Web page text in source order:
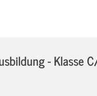
- Klasse